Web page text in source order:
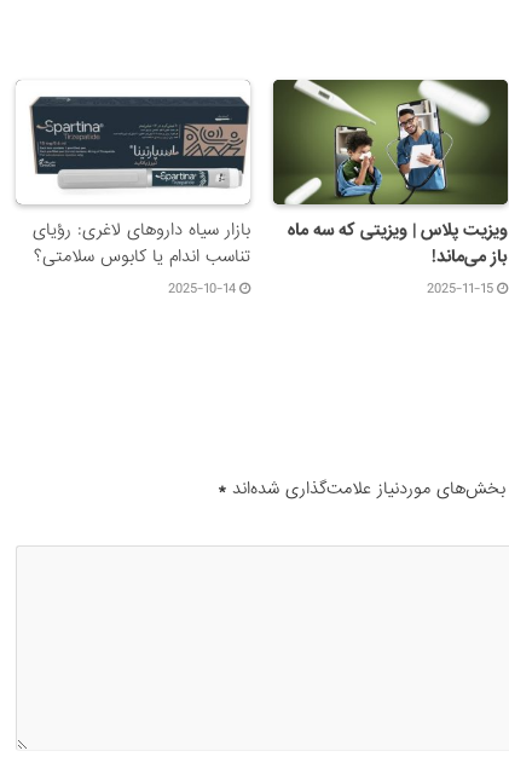
ویزیت پلاس | ویزیتی که سه ماه
باز می‌ماند!
2025-11-15
بازار سیاه داروهای لاغری: رؤیای
تناسب اندام یا کابوس سلامتی؟
2025-10-14
بخش‌های موردنیاز علامت‌گذاری شده‌اند *